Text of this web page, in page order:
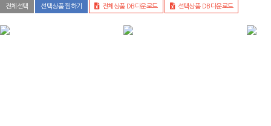
전체선택 선택상품 찜하기 전체상품 DB다운로드 선택상품 DB다운로드